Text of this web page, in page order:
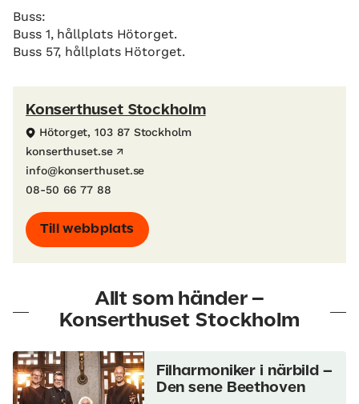
Buss:
Buss 1, hållplats Hötorget.
Buss 57, hållplats Hötorget.
Konserthuset Stockholm
Hötorget, 103 87 Stockholm
konserthuset.se
info@konserthuset.se
08-50 66 77 88
Till webbplats
Allt som händer –
Konserthuset Stockholm
Filharmoniker i närbild –
Den sene Beethoven